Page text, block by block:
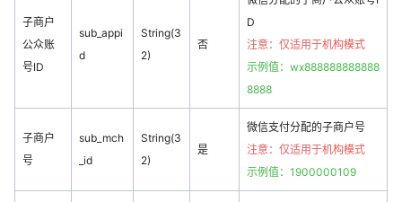
子商户
公众账
号ID
sub_appi
d
String(3
2)
否
D
注意：仅适用于机构模式
示例值：wx888888888888
8888
子商户
号
sub_mch
_id
String(3
2)
是
微信支付分配的子商户号
注意：仅适用于机构模式
示例值：1900000109